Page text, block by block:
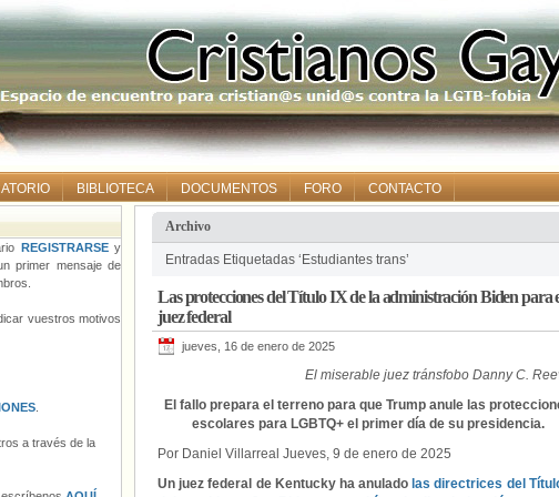
BIBLIOTECA DOCUMENTOS FORO CONTACTO
Archivo
Entradas Etiquetadas ‘Estudiantes trans’
Las protecciones del Título IX de la administración Biden
juez federal
jueves, 16 de enero de 2025
El miserable juez tránsfobo Danny C.
El fallo prepara el terreno para que Trump anule las
escolares para LGBTQ+ el primer día de su presidencia.
Por Daniel Villarreal Jueves, 9 de enero de 2025
Un juez federal de Kentucky ha anulado las directrices del
REGISTRARSEy
primer mensaje de
vuestros motivos
a través de la